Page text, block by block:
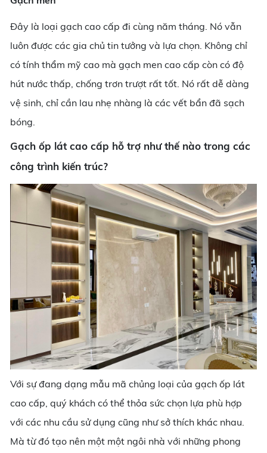
Đây là loại gạch cao cấp đi cùng năm tháng. Nó vẫn
luôn được các gia chủ tin tưởng và lựa chọn. Không chỉ
có tính thẩm mỹ cao mà gạch men cao cấp còn có độ
hút nước thấp, chống trơn trượt rất tốt. Nó rất dễ dàng
vệ sinh, chỉ cần lau nhẹ nhàng là các vết bẩn đã sạch
bóng.
Gạch ốp lát cao cấp hỗ trợ như thế nào trong các
công trình kiến trúc?
Với sự đang dạng mẫu mã chủng loại của gạch ốp lát
cao cấp, quý khách có thể thỏa sức chọn lựa phù hợp
với các nhu cầu sử dụng cũng như sở thích khác nhau.
Mà từ đó tạo nên một một ngôi nhà với những phong